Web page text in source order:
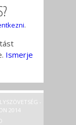
.
Ismerje
-
2014